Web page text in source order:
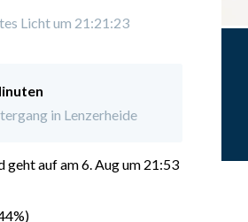
Licht um 21:21:23
in Lenzerheide
geht auf am 6. Aug um 21:53